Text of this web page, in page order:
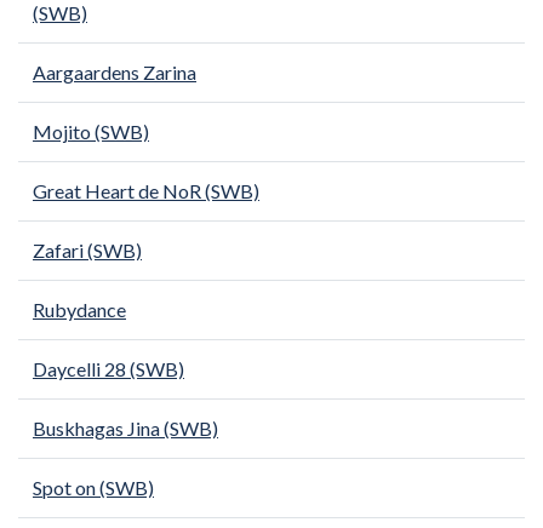
(SWB)
Aargaardens Zarina
Mojito (SWB)
Great Heart de NoR (SWB)
Zafari (SWB)
Rubydance
Daycelli 28 (SWB)
Buskhagas Jina (SWB)
Spot on (SWB)